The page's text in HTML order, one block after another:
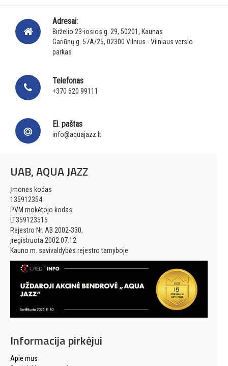
Adresai:
Birželio 23-iosios g. 29, 50201, Kaunas
Gariūnų g. 57A/25, 02300 Vilnius - Vilniaus verslo
parkas
Telefonas
+370 620 99111
El. paštas
info@aquajazz.lt
UAB, AQUA JAZZ
Įmonės kodas
135912354
PVM mokėtojo kodas
LT359123515
Rejestro Nr. AB 2002-330,
įregistruota 2002.07.12
Kauno m. savivaldybės rejestro tarnyboje
Informacija pirkėjui
Apie mus